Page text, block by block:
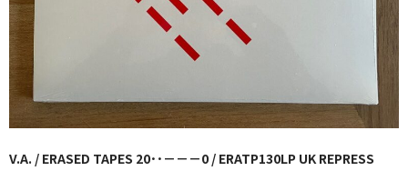
GG RECORD （当店のレーベル）
BLUE NOTE
JAZZ-EU
V.A. / ERASED TAPES 20･･－－－0 / ERATP130LP UK REPRESS